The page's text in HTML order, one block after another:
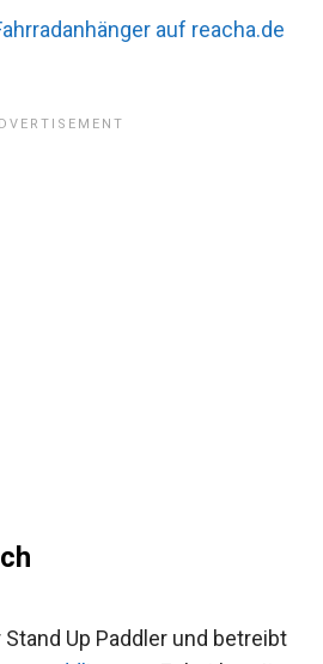
auf reacha.de
Up Paddler und betreibt